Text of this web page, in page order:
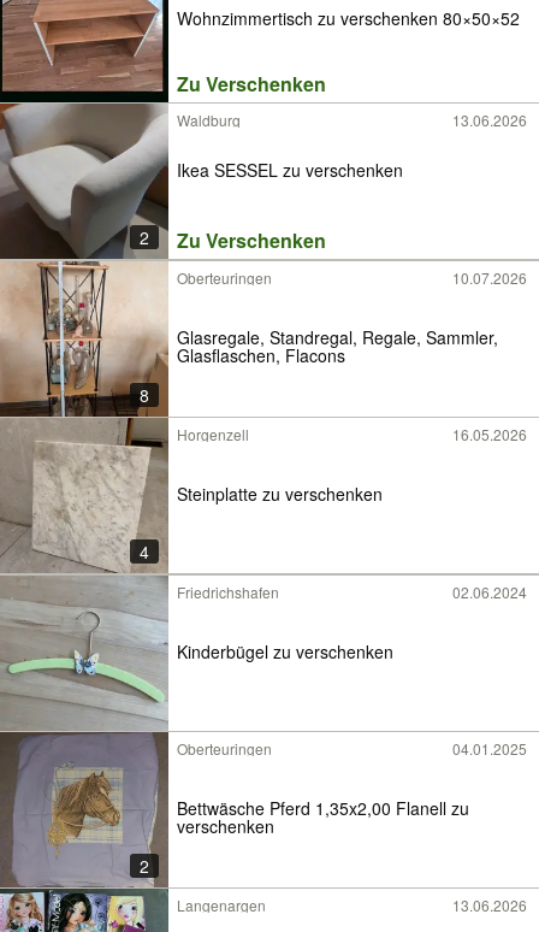
Wohnzimmertisch zu verschenken 80×50×52
Zu Verschenken
2
Waldburg 13.06.2026
Ikea SESSEL zu verschenken
Zu Verschenken
8
Oberteuringen 10.07.2026
Glasregale, Standregal, Regale, Sammler,
Glasflaschen, Flacons
4
Horgenzell 16.05.2026
Steinplatte zu verschenken
Friedrichshafen 02.06.2024
Kinderbügel zu verschenken
2
Oberteuringen 04.01.2025
Bettwäsche Pferd 1,35x2,00 Flanell zu
verschenken
Langenargen 13.06.2026